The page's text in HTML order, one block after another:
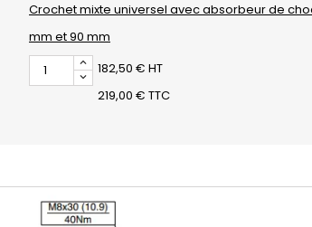
Crochet mixte universel avec absorbeur de
mm et 90 mm
182,50 € HT
219,00 € TTC